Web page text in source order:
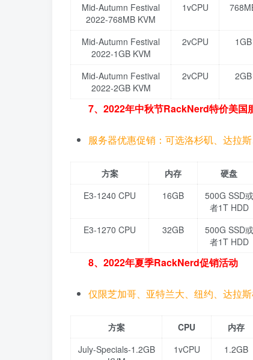
Mid-Autumn Festival
2022-768MB KVM
1vCPU
Mid-Autumn Festival
2022-1GB KVM
2vCPU 1GB
Mid-Autumn Festival
2022-2GB KVM
2vCPU 2GB
7、2022年中秋节RackNerd特价美国
服务器优惠促销：可选洛杉矶、达拉
方案 内存 硬盘
E3-1240 CPU
16GB
500G SSD或
者1T HDD
E3-1270 CPU 32GB
500G SSD或
者1T HDD
8、2022年夏季RackNerd促销活动
仅限芝加哥、亚特兰大、纽约、达拉
方案 CPU 内存
July-Specials-1.2GB
1vCPU 1.2GB